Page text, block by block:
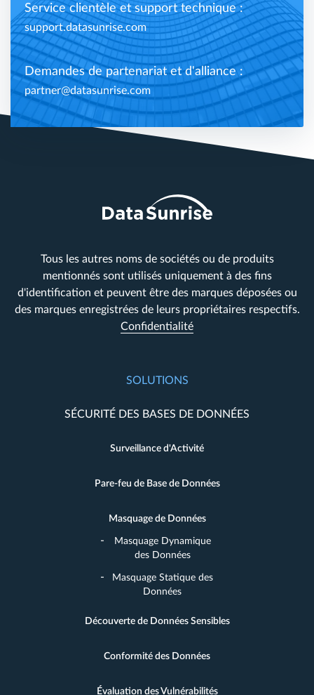
Service clientèle et support technique :
support.datasunrise.com
Demandes de partenariat et d'alliance :
partner@datasunrise.com
Tous les autres noms de sociétés ou de produits
mentionnés sont utilisés uniquement à des fins
d'identification et peuvent être des marques déposées ou
des marques enregistrées de leurs propriétaires respectifs.
Confidentialité
SOLUTIONS
SÉCURITÉ DES BASES DE DONNÉES
Surveillance d'Activité
Pare-feu de Base de Données
Masquage de Données
Masquage Dynamique
des Données
Masquage Statique des
Données
Découverte de Données Sensibles
Conformité des Données
Évaluation des Vulnérabilités